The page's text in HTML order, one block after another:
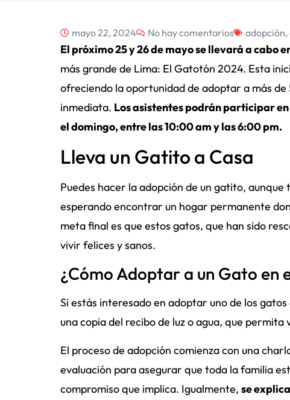
mayo 22, 2024 No hay comentarios adopción,
El próximo 25 y 26 de mayo se llevará a cabo
más grande de Lima: El Gatotón 2024. Esta
ofreciendo la oportunidad de adoptar a más
inmediata. Los asistentes podrán participar
el domingo, entre las 10:00 am y las 6:00 pm.
Lleva un Gatito a Casa
Puedes hacer la adopción de un gatito,
esperando encontrar un hogar permanente
meta final es que estos gatos, que han sido
vivir felices y sanos.
¿Cómo Adoptar a un Gato en
Si estás interesado en adoptar uno de los
una copia del recibo de luz o agua, que
El proceso de adopción comienza con una
evaluación para asegurar que toda la familia
compromiso que implica. Igualmente, se